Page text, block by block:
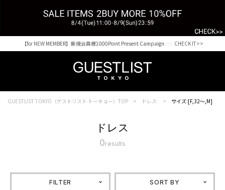
Shopping from outside Japan? Visit our Global Site here. >>
【for NEW MEMBER】新規会員様1000Point Present Campaign CHECK IT>>
GUESTLIST TOKYO（ゲストリスト トーキョー）TOP ドレス サイズ:[F,32～,M]
ドレス
0results
FILTER SORT BY